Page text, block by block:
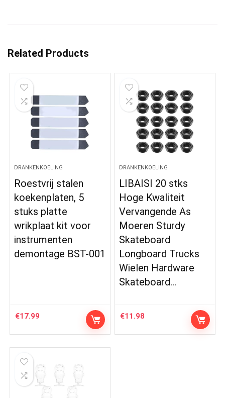
Related Products
DRANKENKOELING
Roestvrij stalen
koekenplaten, 5
stuks platte
wrikplaat kit voor
instrumenten
demontage BST-001
€17.99
DRANKENKOELING
LIBAISI 20 stks
Hoge Kwaliteit
Vervangende As
Moeren Sturdy
Skateboard
Longboard Trucks
Wielen Hardware
Skateboard…
€11.98